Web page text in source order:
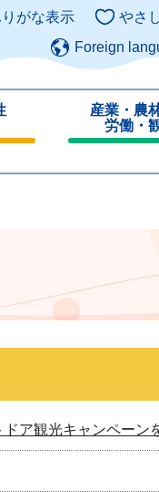
がな表示 やさ
Foreign
産業・農
労働・
じ
ア観光キャンペーン